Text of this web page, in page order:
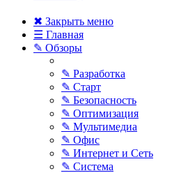
✖ Закрыть меню
☰ Главная
✎ Обзоры
✎ Разработка
✎ Старт
✎ Безопасность
✎ Оптимизация
✎ Мультимедиа
✎ Офис
✎ Интернет и Сеть
✎ Система